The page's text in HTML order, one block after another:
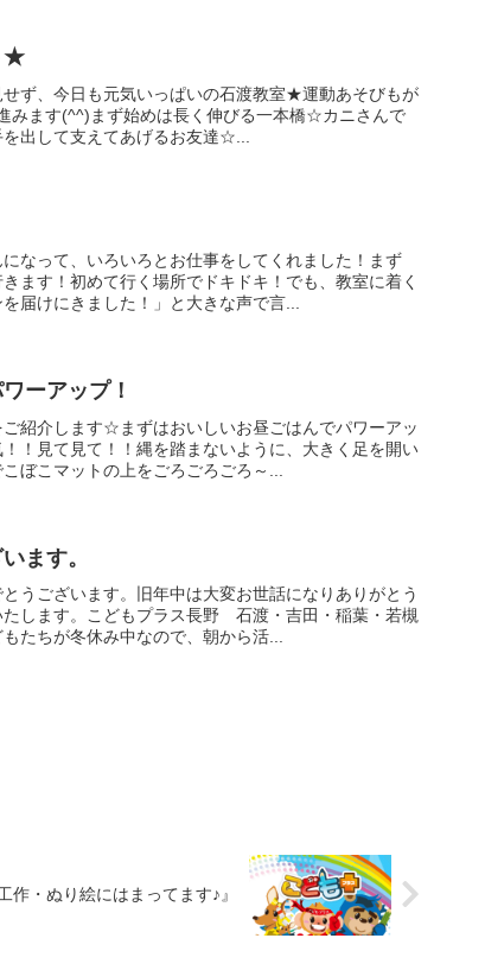
★
ず、今日も元気いっぱいの石渡教室★運動あそびもが
みます(^^)まず始めは長く伸びる一本橋☆カニさんで
出して支えてあげるお友達☆...
なって、いろいろとお仕事をしてくれました！まず
ます！初めて行く場所でドキドキ！でも、教室に着く
届けにきました！」と大きな声で言...
ーアップ！
紹介します☆まずはおいしいお昼ごはんでパワーアッ
！見て見て！！縄を踏まないように、大きく足を開い
こマットの上をごろごろごろ～...
ます。
うございます。旧年中は大変お世話になりありがとう
します。こどもプラス長野 石渡・吉田・稲葉・若槻
たちが冬休み中なので、朝から活...
工作・ぬり絵にはまってます♪』